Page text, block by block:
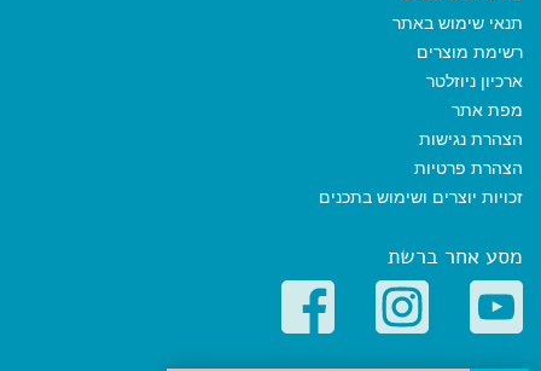
תנאי שימוש באתר
רשימת מוצרים
ארכיון ניוזלטר
מפת אתר
הצהרת נגישות
הצהרת פרטיות
זכויות יוצרים ושימוש בתכנים
מסע אחר ברשת